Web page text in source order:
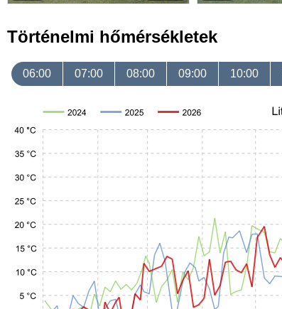
Történelmi hőmérsékletek
06:00 07:00 08:00 09:00 10:00